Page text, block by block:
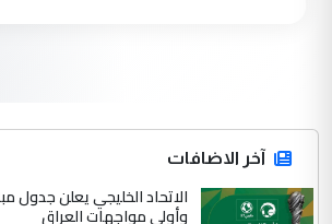
جنسية الرافد الثالث للعراق ومن
ابا فرات ...
الموضوع :
الجواهري يرد على صدام
آخر الاضافات
وأولى مواجهات العراق